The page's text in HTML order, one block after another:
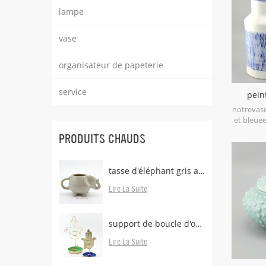
lampe
vase
organisateur de papeterie
service
PRODUITS CHAUDS
tasse d'éléphant gris avec support de sachet de thé
Lire La Suite
support de boucle d'oreille en laiton avec plateau
Lire La Suite
et
niveau,